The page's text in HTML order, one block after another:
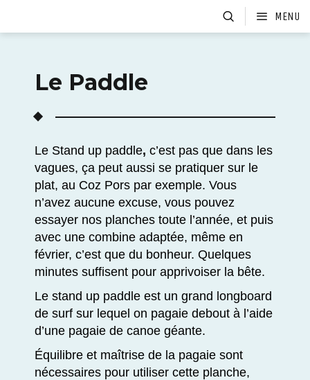
MENU
Le Paddle
Le Stand up paddle, c’est pas que dans les
vagues, ça peut aussi se pratiquer sur le
plat, au Coz Pors par exemple. Vous
n’avez aucune excuse, vous pouvez
essayer nos planches toute l’année, et puis
avec une combine adaptée, même en
février, c’est que du bonheur. Quelques
minutes suffisent pour apprivoiser la bête.
Le stand up paddle est un grand longboard
de surf sur lequel on pagaie debout à l’aide
d’une pagaie de canoe géante.
Équilibre et maîtrise de la pagaie sont
nécessaires pour utiliser cette planche,